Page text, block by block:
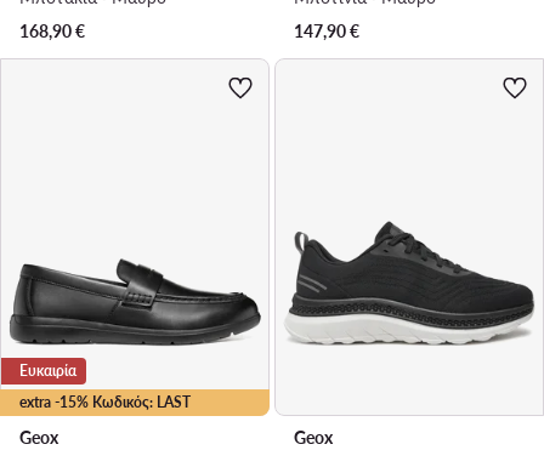
168,90€
147,90€
extra -15% Κωδικός: LAST
Ευκαιρία
Geox
Geox